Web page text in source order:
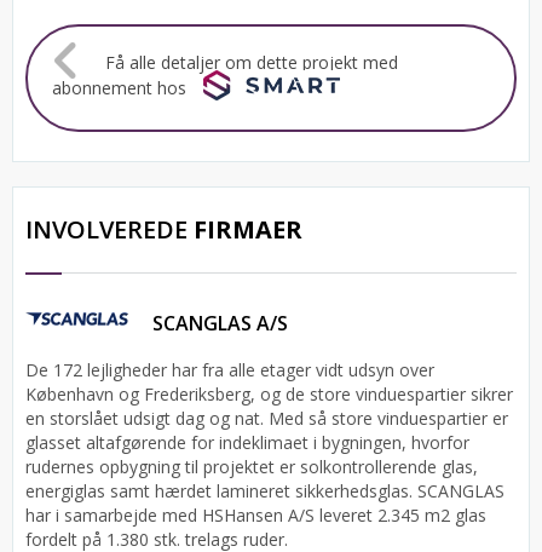
Få alle detaljer om dette projekt med
abonnement hos
INVOLVEREDE FIRMAER
SCANGLAS A/S
De 172 lejligheder har fra alle etager vidt udsyn over
København og Frederiksberg, og de store vinduespartier sikrer
en storslået udsigt dag og nat. Med så store vinduespartier er
glasset altafgørende for indeklimaet i bygningen, hvorfor
rudernes opbygning til projektet er solkontrollerende glas,
energiglas samt hærdet lamineret sikkerhedsglas. SCANGLAS
har i samarbejde med HSHansen A/S leveret 2.345 m2 glas
fordelt på 1.380 stk. trelags ruder.